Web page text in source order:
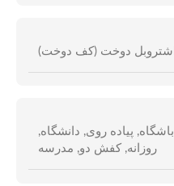
اشتروبل دوخت (کف دوخت)
باشگاه, پیاده روی, دانشگاه,
روزانه, کفش دو, مدرسه